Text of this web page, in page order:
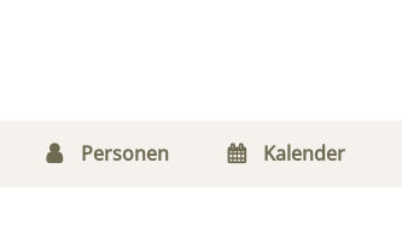
Personen Kalender